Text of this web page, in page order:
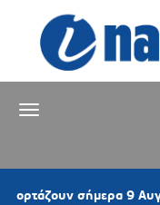
σήμερα 9 Αυγούστου